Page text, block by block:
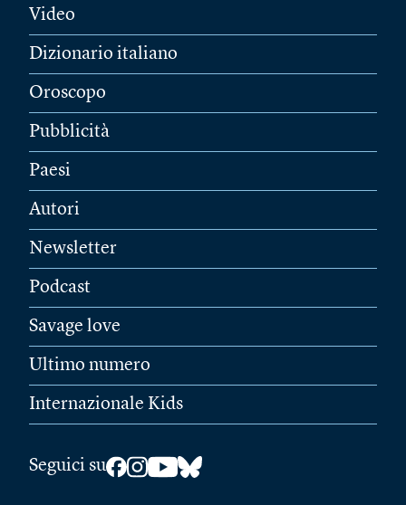
Video
Dizionario italiano
Oroscopo
Pubblicità
Paesi
Autori
Newsletter
Podcast
Savage love
Ultimo numero
Internazionale Kids
Seguici su